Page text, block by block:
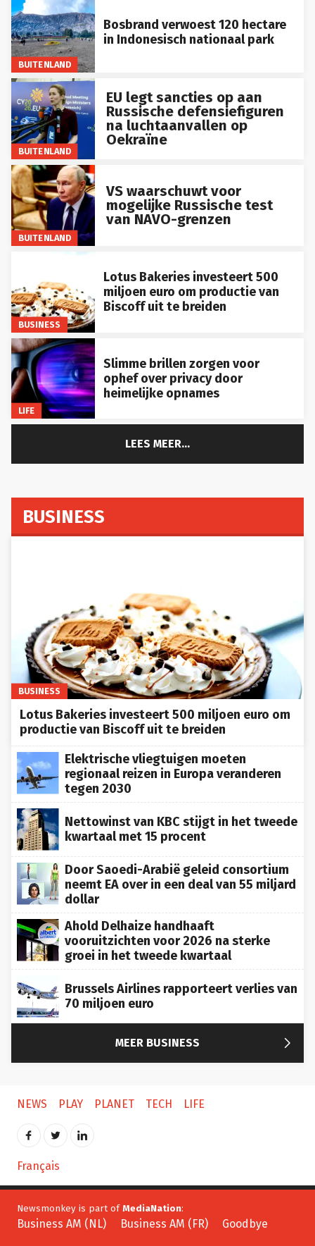
BUITENLAND
Bosbrand verwoest 120 hectare
in Indonesisch nationaal park
BUITENLAND
EU legt sancties op aan
Russische defensiefiguren
na luchtaanvallen op
Oekraïne
BUITENLAND
VS waarschuwt voor
mogelijke Russische test
van NAVO-grenzen
BUSINESS
Lotus Bakeries investeert 500
miljoen euro om productie van
Biscoff uit te breiden
LIFE
Slimme brillen zorgen voor
ophef over privacy door
heimelijke opnames
LEES MEER...
BUSINESS
BUSINESS
Lotus Bakeries investeert 500 miljoen euro om
productie van Biscoff uit te breiden
Elektrische vliegtuigen moeten
regionaal reizen in Europa veranderen
tegen 2030
Nettowinst van KBC stijgt in het tweede
kwartaal met 15 procent
Door Saoedi-Arabië geleid consortium
neemt EA over in een deal van 55 miljard
dollar
Ahold Delhaize handhaaft
vooruitzichten voor 2026 na sterke
groei in het tweede kwartaal
Brussels Airlines rapporteert verlies van
70 miljoen euro
MEER BUSINESS 
NEWS PLAY PLANET TECH LIFE
Français
Newsmonkey is part of MediaNation
Business AM (NL) Business AM (FR) Goodbye